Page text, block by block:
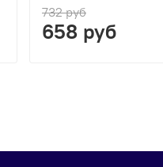
732 руб
658 руб